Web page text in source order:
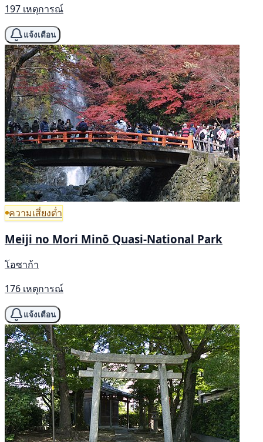
197 เหตุการณ์
แจ้งเตือน
ความเสี่ยงต่ำ
Meiji no Mori Minō Quasi-National Park
โอซาก้า
176 เหตุการณ์
แจ้งเตือน